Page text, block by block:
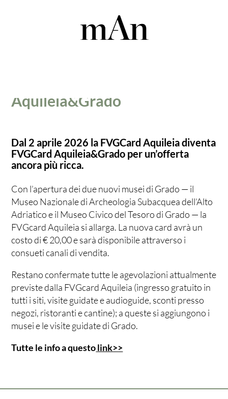
Aquileia&Grado
Dal 2 aprile 2026 la FVGCard Aquileia diventa
FVGCard Aquileia&Grado per un’offerta
ancora più ricca.
Con l’apertura dei due nuovi musei di Grado — il
Museo Nazionale di Archeologia Subacquea dell’Alto
Adriatico e il Museo Civico del Tesoro di Grado — la
FVGcard Aquileia si allarga. La nuova card avrà un
costo di € 20,00 e sarà disponibile attraverso i
consueti canali di vendita.
Restano confermate tutte le agevolazioni attualmente
previste dalla FVGcard Aquileia (ingresso gratuito in
tutti i siti, visite guidate e audioguide, sconti presso
negozi, ristoranti e cantine); a queste si aggiungono i
musei e le visite guidate di Grado.
Tutte le info a questolink>>